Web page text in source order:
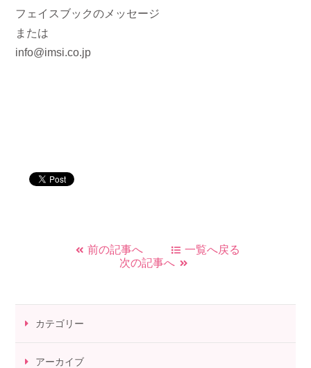
フェイスブックのメッセージ
または
info@imsi.co.jp
前の記事へ
一覧へ戻る
次の記事へ
カテゴリー
アーカイブ